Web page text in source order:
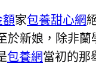
家包養甜心網
於新娘，除非蘭
包養網當初的那